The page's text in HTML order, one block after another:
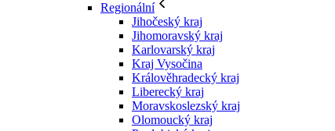
Regionální
Jihočeský kraj
Jihomoravský kraj
Karlovarský kraj
Kraj Vysočina
Králověhradecký kraj
Liberecký kraj
Moravskoslezský kraj
Olomoucký kraj